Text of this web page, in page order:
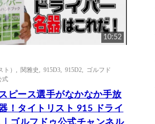
10:52
ト）
,関雅史 ,915D3 ,915D2
ゴルフド
式
ピース選手がなかなか手放
！タイトリスト 915 ドライ